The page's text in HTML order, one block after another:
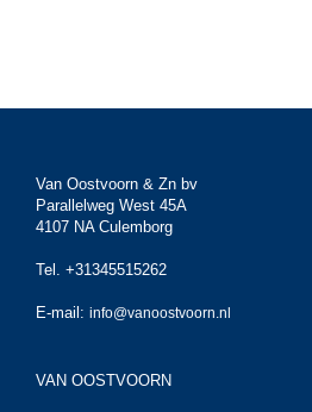
Van Oostvoorn & Zn bv
Parallelweg West 45A
4107 NA Culemborg
Tel. +31345515262
E-mail: info@vanoostvoorn.nl
VAN OOSTVOORN